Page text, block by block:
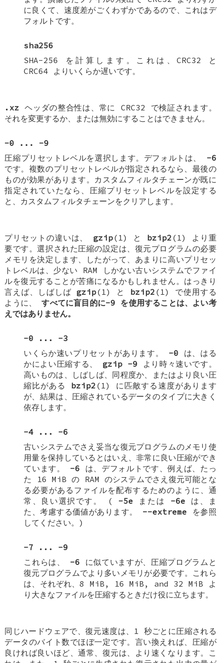
に良くて、速度差がごくわずかであるので、これはデ
フォルトです。
sha256
SHA-256 を計算します。これは、CRC32 と
CRC64 よりいくらか遅いです。
.xz ヘッダの整合性は、常に CRC32 で検証されます。
それを変更するか、または無効にすることはできません。
-0 ... -9
圧縮プリセットレベルを選択します。デフォルトは、 -6
です。複数のプリセットレベルが指定されるなら、最後の
ものが効果があります。カスタムフィルタチェーンが既に
指定されていたなら、圧縮プリセットレベルを設定する
と、カスタムフィルタチェーンをクリアします。
プリセットの違いは、gzip(1) と bzip2 (1) より重
要です。選択された圧縮の設定は、復元プログラムの必要
メモリを決定します、したがって、あまりに高いプリセッ
トレベルは、少ない RAM しかない古いシステムでファイ
ルを復元することが苦痛になるかもしれません。はっきり
言えば、しばしばgzip(1) と bzip2 (1) で使用する
ように、すべてに盲目的に-9 を使用することは、よい考
えではありません。
-0 ... -3
いくらか速いプリセットがあります。 -0 は、はる
かによい圧縮する、gzip -9 より時々速いです。
高いものは、しばしば、同程度か、またはより良い圧
縮比がある bzip2 (1) に匹敵する速度があります
が、結果は、圧縮されているデータのタイプに大きく
依存します。
-4 ... -6
古いシステムでさえ妥当な復元プログラムのメモリ使
用量を保持しているとはいえ、非常に良い圧縮ができ
ています。 -6 は、デフォルトです、例えば、たっ
た 16 MiB の RAM のシステムでさえ復元可能とな
る必要があるファイルを配布するためのように、通
常、良い選択です。 ( -5e または -6e は、ま
た、考慮する価値があります。 --extreme を参照
してください。)
-7 ... -9
これらは、 -6 に似ていますが、圧縮プログラムと
復元プログラムでより多いメモリが必要です。これら
は、それぞれ、8 MiB, 16 MiB, and 32 MiB よ
り大きなファイルを圧縮するときだけ役に立ちます。
同じハードウェアで、復元速度は、1 秒ごとに圧縮される
データのバイト数でほぼ一定です。言い換えれば、圧縮が
良ければ良いほど、通常、復元は、より速くなります。こ